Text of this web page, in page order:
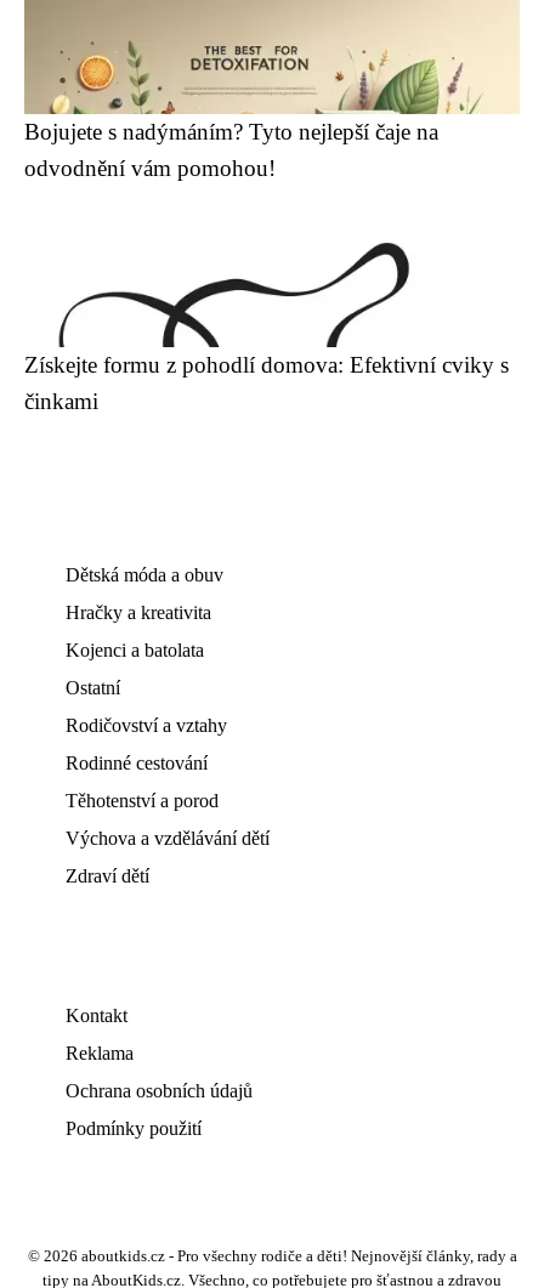
Bojujete s nadýmáním? Tyto nejlepší čaje na
odvodnění vám pomohou!
Získejte formu z pohodlí domova: Efektivní cviky s
činkami
Dětská móda a obuv
Hračky a kreativita
Kojenci a batolata
Ostatní
Rodičovství a vztahy
Rodinné cestování
Těhotenství a porod
Výchova a vzdělávání dětí
Zdraví dětí
Kontakt
Reklama
Ochrana osobních údajů
Podmínky použití
© 2026 aboutkids.cz - Pro všechny rodiče a děti! Nejnovější články, rady a
tipy na AboutKids.cz. Všechno, co potřebujete pro šťastnou a zdravou